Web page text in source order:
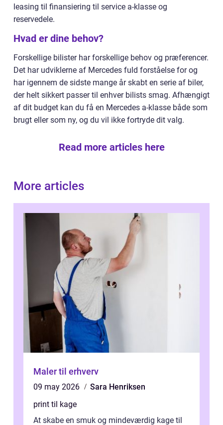
leasing til finansiering til service a-klasse og
reservedele.
Hvad er dine behov?
Forskellige bilister har forskellige behov og præferencer.
Det har udviklerne af Mercedes fuld forståelse for og
har igennem de sidste mange år skabt en serie af biler,
der helt sikkert passer til enhver bilists smag. Afhængigt
af dit budget kan du få en Mercedes a-klasse både som
brugt eller som ny, og du vil ikke fortryde dit valg.
Read more articles here
More articles
Maler til erhverv
09 may 2026
Sara Henriksen
print til kage
At skabe en smuk og mindeværdig kage til